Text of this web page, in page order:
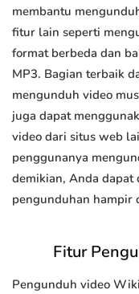
membantu
fitur lain seperti
format berbeda dan
MP3. Bagian terbaik
mengunduh video
juga dapat
video dari situs web
penggunanya
demikian, Anda dapat
pengunduhan hampir
Fitur
Pengunduh video